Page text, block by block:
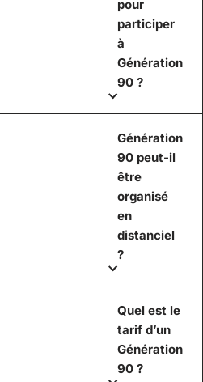
pour
participer
à
Génération
90 ?
Génération
90 peut-il
être
organisé
en
distanciel
?
Quel est le
tarif d’un
Génération
90 ?